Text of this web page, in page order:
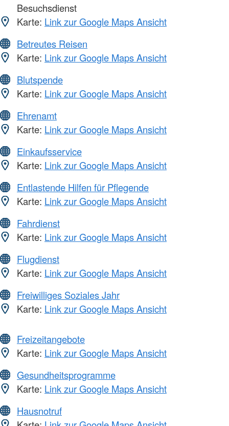
Besuchsdienst
Karte: Link zur Google Maps Ansicht
Betreutes Reisen
Karte: Link zur Google Maps Ansicht
Blutspende
Karte: Link zur Google Maps Ansicht
Ehrenamt
Karte: Link zur Google Maps Ansicht
Einkaufsservice
Karte: Link zur Google Maps Ansicht
Entlastende Hilfen für Pflegende
Karte: Link zur Google Maps Ansicht
Fahrdienst
Karte: Link zur Google Maps Ansicht
Flugdienst
Karte: Link zur Google Maps Ansicht
Freiwilliges Soziales Jahr
Karte: Link zur Google Maps Ansicht
Freizeitangebote
Karte: Link zur Google Maps Ansicht
Gesundheitsprogramme
Karte: Link zur Google Maps Ansicht
Hausnotruf